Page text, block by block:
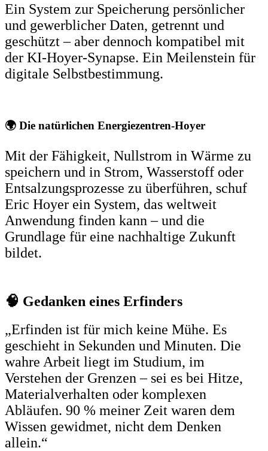
Ein System zur Speicherung persönlicher
und gewerblicher Daten, getrennt und
geschützt – aber dennoch kompatibel mit
der KI-Hoyer-Synapse. Ein Meilenstein für
digitale Selbstbestimmung.
🌍 Die natürlichen Energiezentren-Hoyer
Mit der Fähigkeit, Nullstrom in Wärme zu
speichern und in Strom, Wasserstoff oder
Entsalzungsprozesse zu überführen, schuf
Eric Hoyer ein System, das weltweit
Anwendung finden kann – und die
Grundlage für eine nachhaltige Zukunft
bildet.
🧠 Gedanken eines Erfinders
„Erfinden ist für mich keine Mühe. Es
geschieht in Sekunden und Minuten. Die
wahre Arbeit liegt im Studium, im
Verstehen der Grenzen – sei es bei Hitze,
Materialverhalten oder komplexen
Abläufen. 90 % meiner Zeit waren dem
Wissen gewidmet, nicht dem Denken
allein.“